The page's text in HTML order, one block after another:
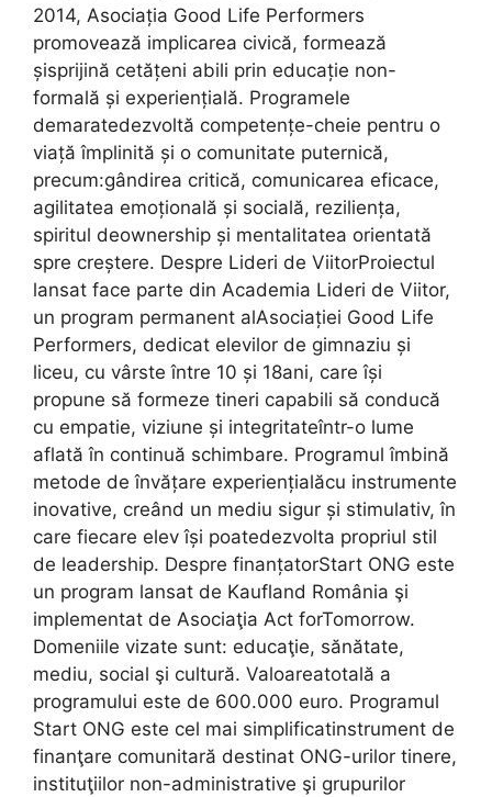
2014, Asociația Good Life Performers
promovează implicarea civică, formează
șisprijină cetățeni abili prin educație non-
formală și experiențială. Programele
demaratedezvoltă competențe-cheie pentru o
viață împlinită și o comunitate puternică,
precum:gândirea critică, comunicarea eficace,
agilitatea emoțională și socială, reziliența,
spiritul deownership și mentalitatea orientată
spre creștere. Despre Lideri de ViitorProiectul
lansat face parte din Academia Lideri de Viitor,
un program permanent alAsociației Good Life
Performers, dedicat elevilor de gimnaziu și
liceu, cu vârste între 10 și 18ani, care își
propune să formeze tineri capabili să conducă
cu empatie, viziune și integritateîntr-o lume
aflată în continuă schimbare. Programul îmbină
metode de învățare experiențialăcu instrumente
inovative, creând un mediu sigur și stimulativ, în
care fiecare elev își poatedezvolta propriul stil
de leadership. Despre finanțatorStart ONG este
un program lansat de Kaufland România şi
implementat de Asociaţia Act forTomorrow.
Domeniile vizate sunt: educaţie, sănătate,
mediu, social şi cultură. Valoareatotală a
programului este de 600.000 euro. Programul
Start ONG este cel mai simplificatinstrument de
finanţare comunitară destinat ONG-urilor tinere,
instituţiilor non-administrative şi grupurilor